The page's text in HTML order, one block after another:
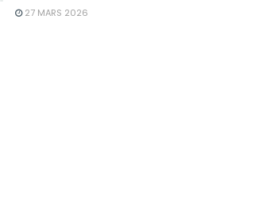
27 MARS 2026